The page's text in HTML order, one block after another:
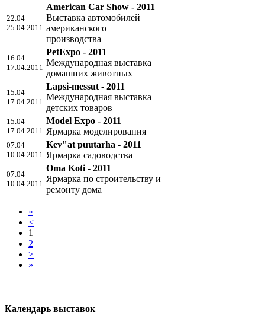
22.04
25.04.2011
American Car Show - 2011
Выставка автомобилей
американского
производства
16.04
17.04.2011
PetExpo - 2011
Международная выставка
домашних животных
15.04
17.04.2011
Lapsi-messut - 2011
Международная выставка
детских товаров
15.04
17.04.2011
Model Expo - 2011
Ярмарка моделирования
07.04
10.04.2011
Kev"at puutarha - 2011
Ярмарка садоводства
07.04
10.04.2011
Oma Koti - 2011
Ярмарка по строительству и
ремонту дома
«
<
1
2
>
»
Календарь выставок